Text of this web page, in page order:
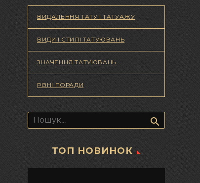
ВИДАЛЕННЯ ТАТУ І ТАТУАЖУ
ВИДИ І СТИЛІ ТАТУЮВАНЬ
ЗНАЧЕННЯ ТАТУЮВАНЬ
РІЗНІ ПОРАДИ
Пошук:
ТОП НОВИНОК